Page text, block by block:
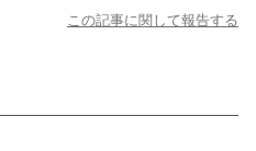
この記事に関して報告する